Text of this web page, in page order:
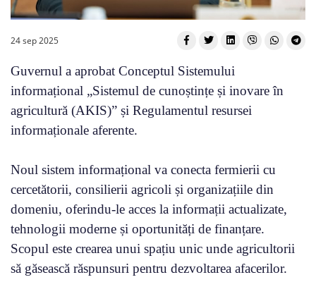
24 sep 2025
Guvernul a aprobat Conceptul Sistemului
informațional „Sistemul de cunoștințe și inovare în
agricultură (AKIS)” și Regulamentul resursei
informaționale aferente.
Noul sistem informațional va conecta fermierii cu
cercetătorii, consilierii agricoli și organizațiile din
domeniu, oferindu-le acces la informații actualizate,
tehnologii moderne și oportunități de finanțare.
Scopul este crearea unui spațiu unic unde agricultorii
să găsească răspunsuri pentru dezvoltarea afacerilor.